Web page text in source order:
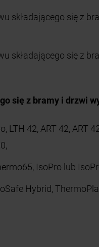
składającego się z
składającego się z
się z bramy i drzwi
LTH 42, ART 42, ART
IsoPro lub
Hybrid,